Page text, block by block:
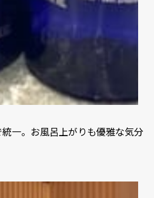
一。お風呂上がりも優雅な気分